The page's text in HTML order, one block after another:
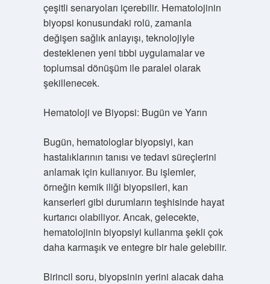
çeşitli senaryoları içerebilir. Hematolojinin
biyopsi konusundaki rolü, zamanla
değişen sağlık anlayışı, teknolojiyle
desteklenen yeni tıbbi uygulamalar ve
toplumsal dönüşüm ile paralel olarak
şekillenecek.
Hematoloji ve Biyopsi: Bugün ve Yarın
Bugün, hematologlar biyopsiyi, kan
hastalıklarının tanısı ve tedavi süreçlerini
anlamak için kullanıyor. Bu işlemler,
örneğin kemik iliği biyopsileri, kan
kanserleri gibi durumların teşhisinde hayat
kurtarıcı olabiliyor. Ancak, gelecekte,
hematolojinin biyopsiyi kullanma şekli çok
daha karmaşık ve entegre bir hale gelebilir.
Birincil soru, biyopsinin yerini alacak daha